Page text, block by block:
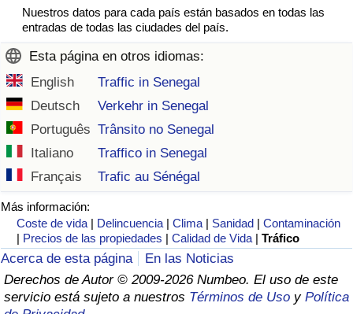
Nuestros datos para cada país están basados en todas las
entradas de todas las ciudades del país.
Esta página en otros idiomas:
English
Traffic in Senegal
Deutsch
Verkehr in Senegal
Português Trânsito no Senegal
Italiano
Traffico in Senegal
Français
Trafic au Sénégal
Más información:
Coste de vida | Delincuencia |Clima | Sanidad |Contaminación
| Precios de las propiedades |Calidad de Vida |Tráfico
Acerca de esta página
En las Noticias
Derechos de Autor © 2009-2026 Numbeo. El uso de este
servicio está sujeto a nuestros Términos de Uso y Política